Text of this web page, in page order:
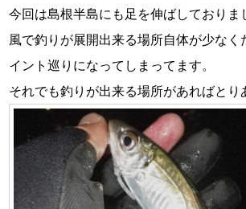
今回は島根半島にも足を伸ばしておりま
風で釣りが展開出来る場所自体が少なく
イント巡りになってしまってます。
それでも釣りが出来る場所があればとり